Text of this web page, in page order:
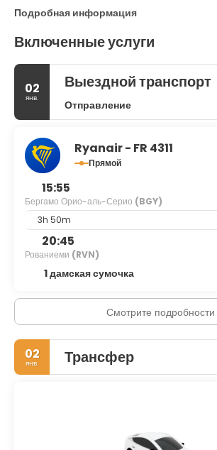
Подробная информация
Включенные услуги
02
янв.
Выездной транспорт
Отправление
Ryanair - FR 4311
Прямой
15:55
Бергамо Орио-аль-Серио (BGY)
3h 50m
20:45
Рованиеми (RVN)
1 дамская сумочка
Смотрите подробности
02
янв. Трансфер